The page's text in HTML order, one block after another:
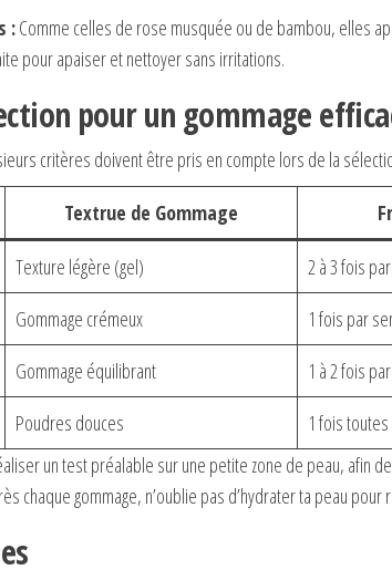
:Comme celles de rose musquée ou de bambou, elles
pour apaiser et nettoyer sans irritations.
pour un gommage
critères doivent être pris en compte lors de la
Textrue de Gommage
Texture légère (gel)
2 à 3 fois
Gommage crémeux
1 fois par
Gommage équilibrant
1 à 2 fois
Poudres douces
1 fois
un test préalable sur une petite zone de peau, afin
chaque gommage, n’oublie pas d’hydrater ta peau